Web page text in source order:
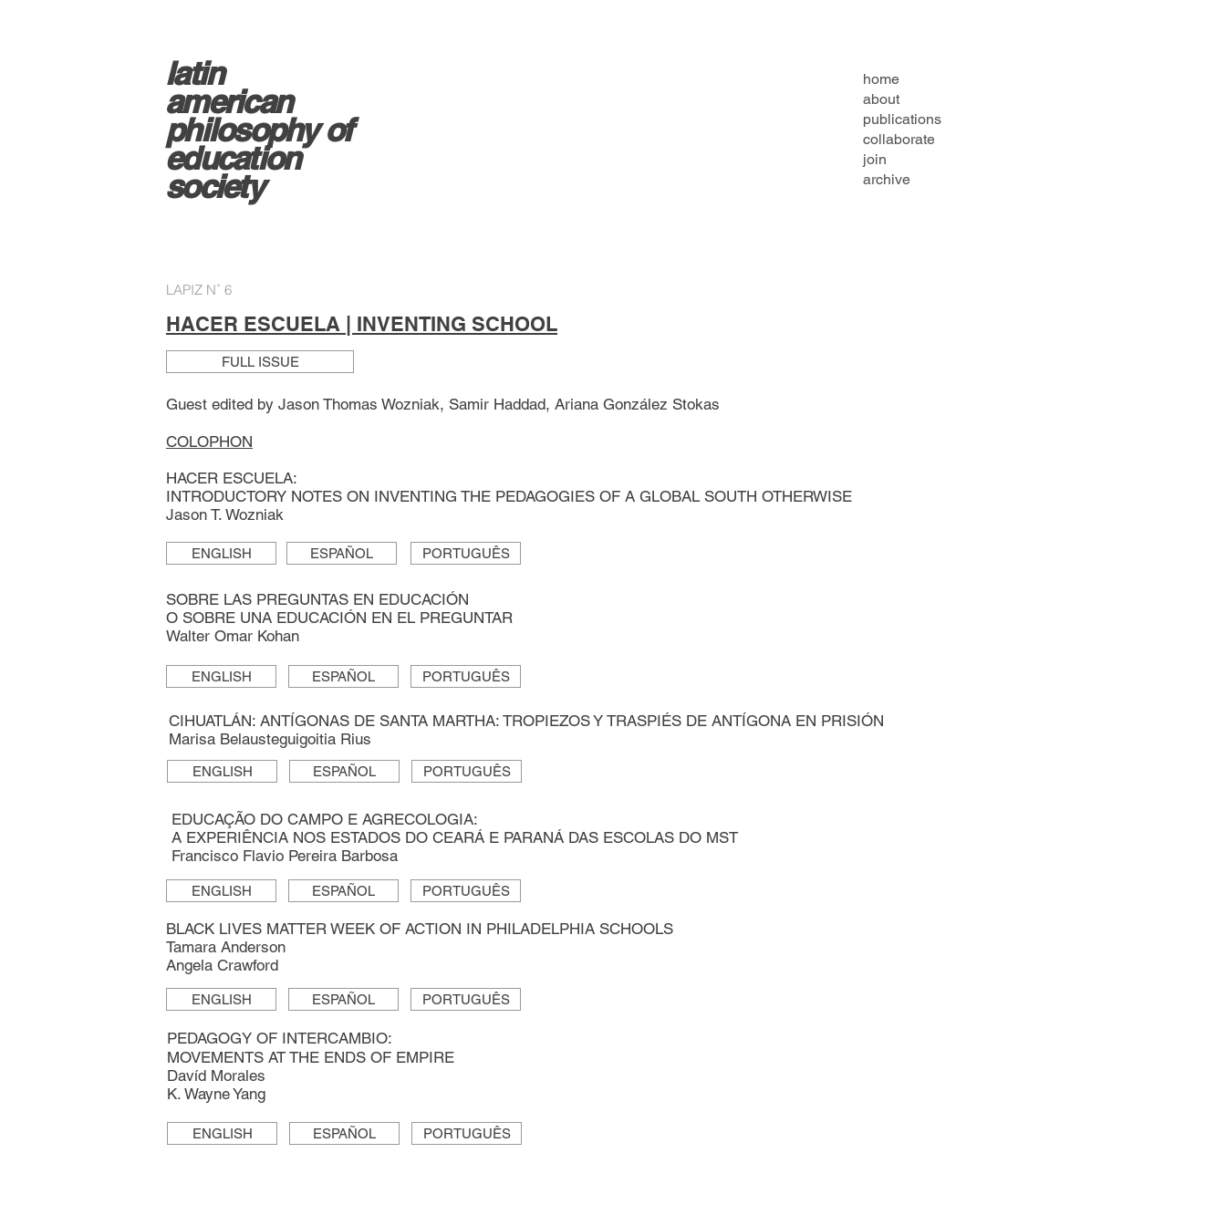
latin
american
philosophy of
education
society
home
about
publications
collaborate
join
archive
LAPIZ N˚ 6
HACER ESCUELA | INVENTING SCHOOL
FULL ISSUE
Guest edited by Jason Thomas Wozniak, Samir Haddad, Ariana González Stokas
COLOPHON
HACER ESCUELA:
INTRODUCTORY NOTES ON INVENTING THE PEDAGOGIES OF A GLOBAL SOUTH OTHERWISE
Jason T. Wozniak
ENGLISH ESPAÑOL PORTUGUÊS
SOBRE LAS PREGUNTAS EN EDUCACIÓN
O SOBRE UNA EDUCACIÓN EN EL PREGUNTAR
Walter Omar Kohan
ENGLISH ESPAÑOL PORTUGUÊS
CIHUATLÁN: ANTÍGONAS DE SANTA MARTHA: TROPIEZOS Y TRASPIÉS DE ANTÍGONA EN PRISIÓN
Marisa Belausteguigoitia Rius
ENGLISH ESPAÑOL PORTUGUÊS
EDUCAÇÃO DO CAMPO E AGRECOLOGIA:
A EXPERIÊNCIA NOS ESTADOS DO CEARÁ E PARANÁ DAS ESCOLAS DO MST
Francisco Flavio Pereira Barbosa
ENGLISH ESPAÑOL PORTUGUÊS
BLACK LIVES MATTER WEEK OF ACTION IN PHILADELPHIA SCHOOLS
Tamara Anderson
Angela Crawford
ENGLISH ESPAÑOL PORTUGUÊS
PEDAGOGY OF INTERCAMBIO:
MOVEMENTS AT THE ENDS OF EMPIRE
Davíd Morales
K. Wayne Yang
ENGLISH ESPAÑOL PORTUGUÊS